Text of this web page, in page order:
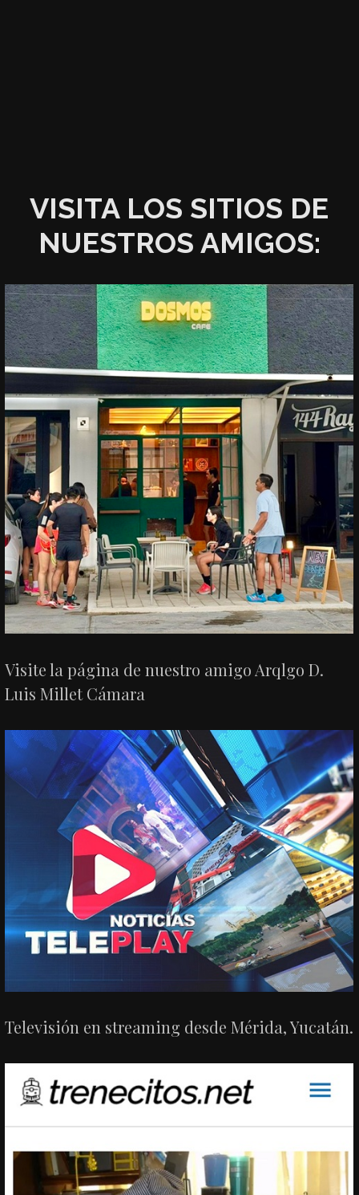
VISITA LOS SITIOS DE
NUESTROS AMIGOS:
Visite la página de nuestro amigo Arqlgo D.
Luis Millet Cámara
Televisión en streaming desde Mérida, Yucatán.